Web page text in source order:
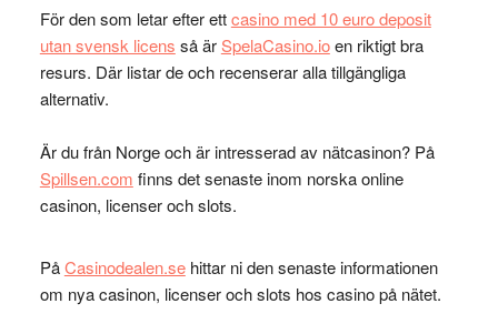
För den som letar efter ettcasino med 10 euro deposit
utan svensk licens så ärSpelaCasino.ioen riktigt bra
resurs. Där listar de och recenserar alla tillgängliga
alternativ.
Är du från Norge och är intresserad av nätcasinon? På
Spillsen.com finns det senaste inom norska online
casinon, licenser och slots.
PåCasinodealen.sehittar ni den senaste informationen
om nya casinon, licenser och slots hos casino på nätet.